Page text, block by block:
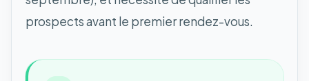
prospects avant le premier rendez-vous.